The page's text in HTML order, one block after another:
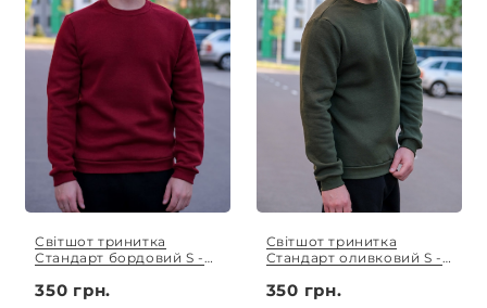
Світшот тринитка
Стандарт бордовий S -
350 грн.
Світшот тринитка
Стандарт оливковий S -
350 грн.